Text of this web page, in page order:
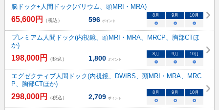
脳ドック+人間ドック(バリウム、頭MRI・MRA)
65,600円 （税込） 596 ポイント
8 月 9 月 10月
○ ○ ○
プレミアム人間ドック(内視鏡、頭MRI・MRA、MRCP、胸部CTほ
か)
198,000円 （税込） 1,800 ポイント
8 月 9 月 10月
○ ○ ○
エグゼクティブ人間ドック(内視鏡、DWIBS、頭MRI・MRA、MRC
P、胸部CTほか)
298,000円 （税込） 2,709 ポイント
8 月 9 月 10月
○ ○ ○